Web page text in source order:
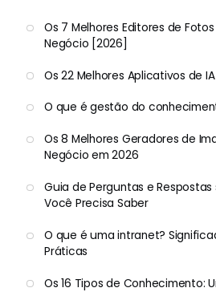
Os 7 Melhores Editores de
Negócio [2026]
Os 22 Melhores Aplicativos de
O que é gestão do
Os 8 Melhores Geradores de
Negócio em 2026
Guia de Perguntas e
Você Precisa Saber
O que é uma intranet?
Práticas
Os 16 Tipos de Conhecimento: